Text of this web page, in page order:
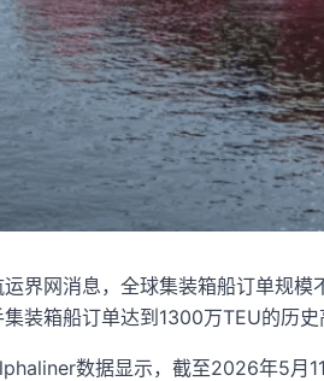
运界网消息，全球集装箱船订单规
集装箱船订单达到1300万TEU的历
数据显示，截至2026年5月